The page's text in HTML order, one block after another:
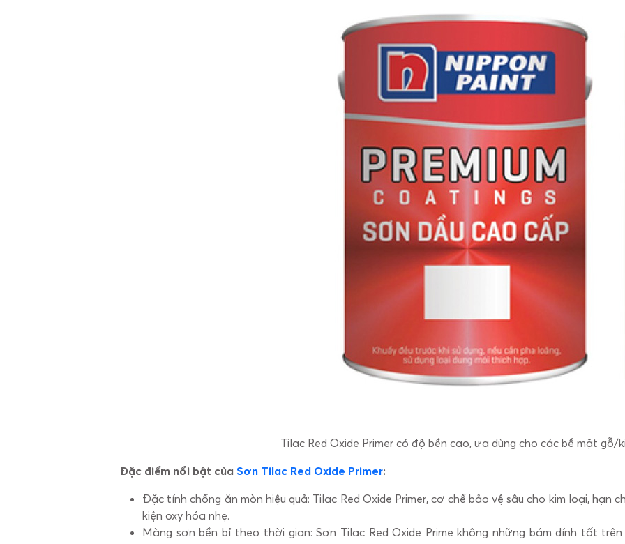
Tilac Red Oxide Primer có độ bền cao, ưa dùng cho các bề mặt gỗ/
Đặc điểm nổi bật của Sơn Tilac Red Oxide Primer:
Đặc tính chống ăn mòn hiệu quả: Tilac Red Oxide Primer, cơ chế bảo vệ sâu cho kim loại, hạn
kiện oxy hóa nhẹ.
Màng sơn bền bỉ theo thời gian: Sơn Tilac Red Oxide Prime không những bám dính tốt